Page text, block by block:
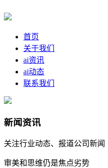
首页
关于我们
ai资讯
ai动态
联系我们
新闻资讯
关注行业动态、报道公司新闻
审美和思维仍是焦点劣势